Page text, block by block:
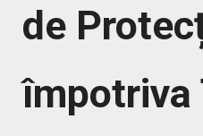
de
împotriva